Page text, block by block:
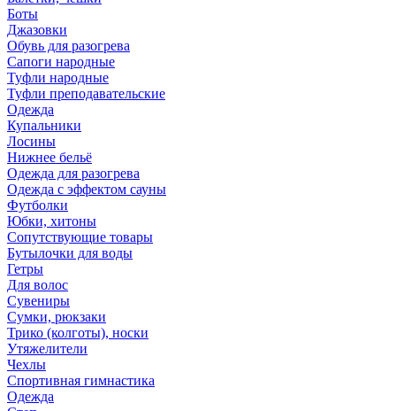
Боты
Джазовки
Обувь для разогрева
Сапоги народные
Туфли народные
Туфли преподавательские
Одежда
Купальники
Лосины
Нижнее бельё
Одежда для разогрева
Одежда с эффектом сауны
Футболки
Юбки, хитоны
Сопутствующие товары
Бутылочки для воды
Гетры
Для волос
Сувениры
Сумки, рюкзаки
Трико (колготы), носки
Утяжелители
Чехлы
Спортивная гимнастика
Одежда